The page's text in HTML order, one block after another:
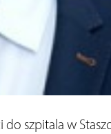
szpitala w